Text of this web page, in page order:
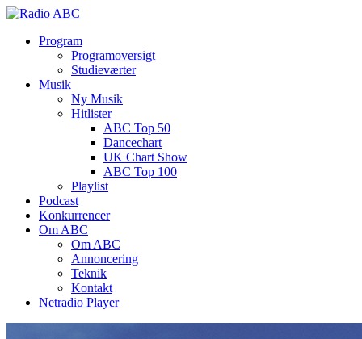
Program
Programoversigt
Studieværter
Musik
Ny Musik
Hitlister
ABC Top 50
Dancechart
UK Chart Show
ABC Top 100
Playlist
Podcast
Konkurrencer
Om ABC
Om ABC
Annoncering
Teknik
Kontakt
Netradio Player